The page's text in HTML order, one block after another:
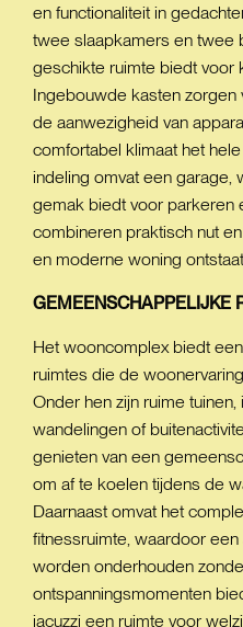
en functionaliteit in
twee slaapkamers en twee
geschikte ruimte biedt voor
Ingebouwde kasten zorgen
de aanwezigheid van
comfortabel klimaat het
indeling omvat een garage,
gemak biedt voor parkeren
combineren praktisch nut
en moderne woning
GEMEENSCHAPPELIJKE
Het wooncomplex biedt
ruimtes die de
Onder hen zijn ruime
wandelingen of
genieten van een
om af te koelen tijdens de
Daarnaast omvat het
fitnessruimte, waardoor
worden onderhouden
ontspanningsmomenten
jacuzzi een ruimte voor